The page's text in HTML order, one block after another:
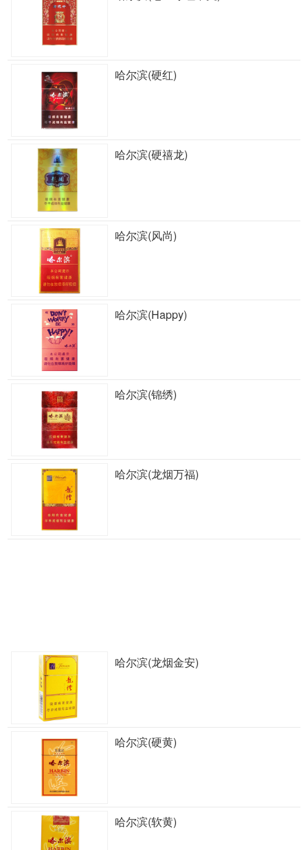
哈尔滨(硬红)
哈尔滨(硬禧龙)
哈尔滨(风尚)
哈尔滨(Happy)
哈尔滨(锦绣)
哈尔滨(龙烟万福)
哈尔滨(龙烟金安)
哈尔滨(硬黄)
哈尔滨(软黄)